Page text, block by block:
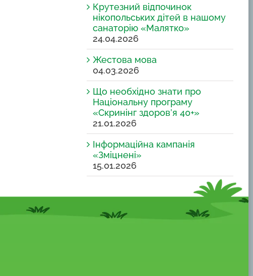
Крутезний відпочинок
нікопольських дітей в нашому
санаторію «Малятко»
24.04.2026
Жестова мова
04.03.2026
Що необхідно знати про
Національну програму
«Скринінг здоров’я 40+»
21.01.2026
Інформаційна кампанія
«Зміцнені»
15.01.2026